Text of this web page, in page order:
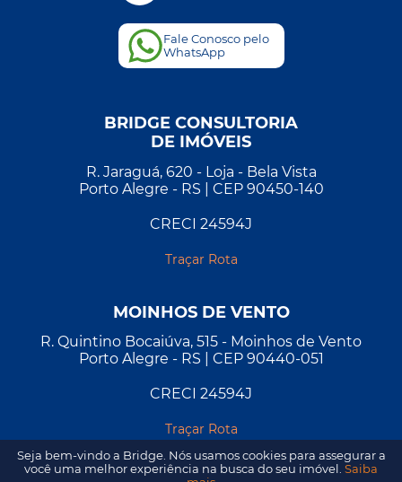
Fale Conosco pelo
WhatsApp
BRIDGE CONSULTORIA
DE IMÓVEIS
R. Jaraguá, 620 - Loja - Bela Vista
Porto Alegre - RS | CEP 90450-140
CRECI 24594J
Traçar Rota
MOINHOS DE VENTO
R. Quintino Bocaiúva, 515 - Moinhos de Vento
Porto Alegre - RS | CEP 90440-051
CRECI 24594J
Traçar Rota
Seja bem-vindo a Bridge. Nós usamos cookies para assegurar a
você uma melhor experiência na busca do seu imóvel. Saiba